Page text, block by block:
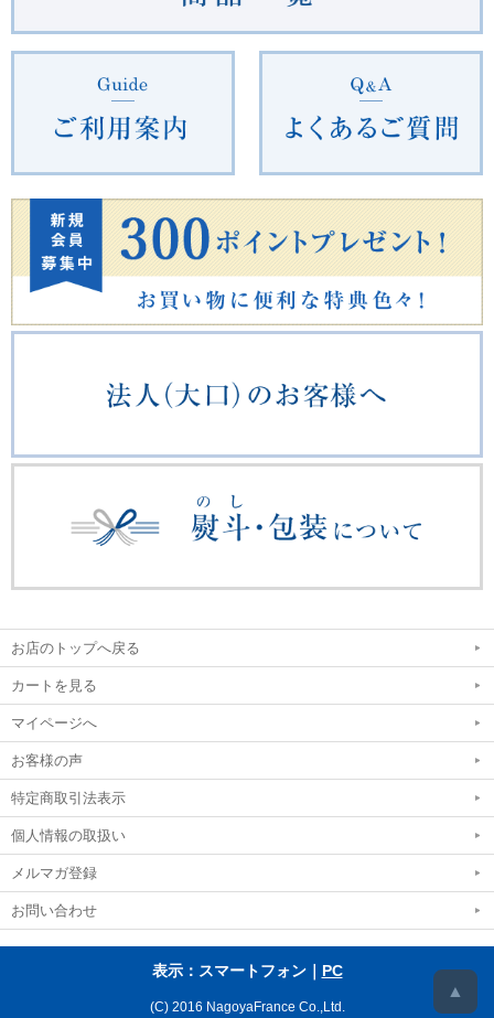
お店のトップへ戻る
カートを見る
マイページへ
お客様の声
特定商取引法表示
個人情報の取扱い
メルマガ登録
お問い合わせ
表示：スマートフォン｜ PC
(C) 2016 NagoyaFrance Co.,Ltd.
▲